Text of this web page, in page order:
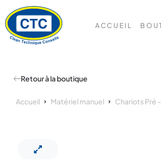
ACCUEIL
Retour à la boutique
Accueil Matériel manuel Chariots Pré